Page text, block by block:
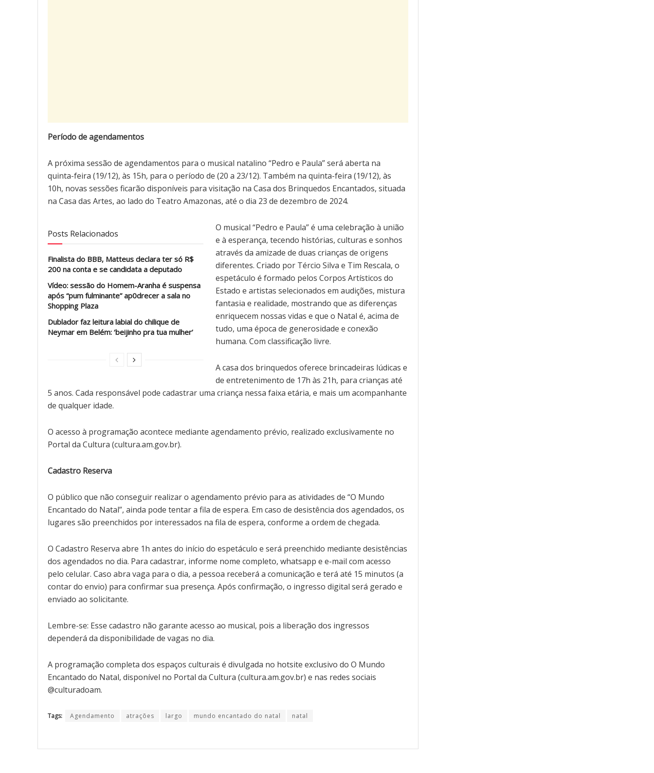
Período de agendamentos
A próxima sessão de agendamentos para o musical natalino “Pedro e Paula” será aberta na
quinta-feira (19/12), às 15h, para o período de (20 a 23/12). Também na quinta-feira (19/12), às
10h, novas sessões ficarão disponíveis para visitação na Casa dos Brinquedos Encantados, situada
na Casa das Artes, ao lado do Teatro Amazonas, até o dia 23 de dezembro de 2024.
Posts Relacionados
Finalista do BBB, Matteus declara ter só R$
200 na conta e se candidata a deputado
Vídeo: sessão do Homem-Aranha é suspensa
após “pum fulminante” ap0drecer a sala no
Shopping Plaza
Dublador faz leitura labial do chilique de
Neymar em Belém: ‘beijinho pra tua mulher’
O musical “Pedro e Paula” é uma celebração à união
e à esperança, tecendo histórias, culturas e sonhos
através da amizade de duas crianças de origens
diferentes. Criado por Tércio Silva e Tim Rescala, o
espetáculo é formado pelos Corpos Artísticos do
Estado e artistas selecionados em audições, mistura
fantasia e realidade, mostrando que as diferenças
enriquecem nossas vidas e que o Natal é, acima de
tudo, uma época de generosidade e conexão
humana. Com classificação livre.
A casa dos brinquedos oferece brincadeiras lúdicas e
de entretenimento de 17h às 21h, para crianças até
5 anos. Cada responsável pode cadastrar uma criança nessa faixa etária, e mais um acompanhante
de qualquer idade.
O acesso à programação acontece mediante agendamento prévio, realizado exclusivamente no
Portal da Cultura (cultura.am.gov.br).
Cadastro Reserva
O público que não conseguir realizar o agendamento prévio para as atividades de “O Mundo
Encantado do Natal”, ainda pode tentar a fila de espera. Em caso de desistência dos agendados, os
lugares são preenchidos por interessados na fila de espera, conforme a ordem de chegada.
O Cadastro Reserva abre 1h antes do início do espetáculo e será preenchido mediante desistências
dos agendados no dia. Para cadastrar, informe nome completo, whatsapp e e-mail com acesso
pelo celular. Caso abra vaga para o dia, a pessoa receberá a comunicação e terá até 15 minutos (a
contar do envio) para confirmar sua presença. Após confirmação, o ingresso digital será gerado e
enviado ao solicitante.
Lembre-se: Esse cadastro não garante acesso ao musical, pois a liberação dos ingressos
dependerá da disponibilidade de vagas no dia.
A programação completa dos espaços culturais é divulgada no hotsite exclusivo do O Mundo
Encantado do Natal, disponível no Portal da Cultura (cultura.am.gov.br) e nas redes sociais
@culturadoam.
Tags: Agendamento atrações largo mundo encantado do natal natal